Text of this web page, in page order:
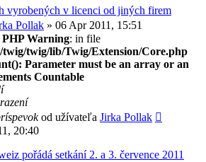
vyrobených v licenci od jiných firem
Pollak » 06 Apr 2011, 15:51
Warning: in file
twig/lib/Twig/Extension/Core.php
Parameter must be an array or an
Countable
od užívateľa Jirka Pollak
20:40
pořádá setkání 2. a 3. července 2011